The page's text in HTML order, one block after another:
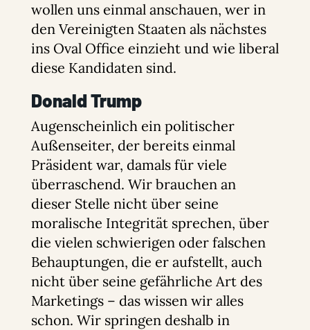
wollen uns einmal anschauen, wer in
den Vereinigten Staaten als nächstes
ins Oval Office einzieht und wie liberal
diese Kandidaten sind.
Donald Trump
Augenscheinlich ein politischer
Außenseiter, der bereits einmal
Präsident war, damals für viele
überraschend. Wir brauchen an
dieser Stelle nicht über seine
moralische Integrität sprechen, über
die vielen schwierigen oder falschen
Behauptungen, die er aufstellt, auch
nicht über seine gefährliche Art des
Marketings – das wissen wir alles
schon. Wir springen deshalb in